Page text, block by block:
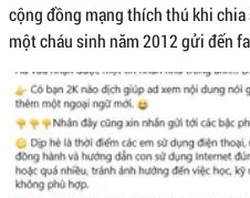
cộng đồng mạng thích thú khi
một cháu sinh năm 2012 gửi đến